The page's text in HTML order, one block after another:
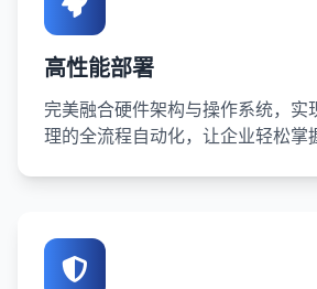
高性能部署
完美融合硬件架构与操作系统，实
理的全流程自动化，让企业轻松掌